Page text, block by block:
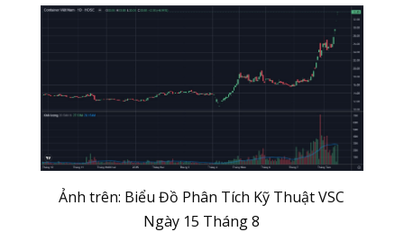
Ảnh trên: Biểu Đồ Phân Tích Kỹ Thuật VSC
Ngày 15 Tháng 8